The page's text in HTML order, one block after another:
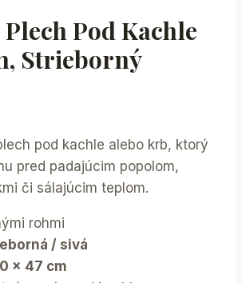
Pod Kachle
Strieborný
pod kachle alebo krb, ktorý
pred padajúcim popolom,
či sálajúcim teplom.
rohmi
/ sivá
x 47 cm